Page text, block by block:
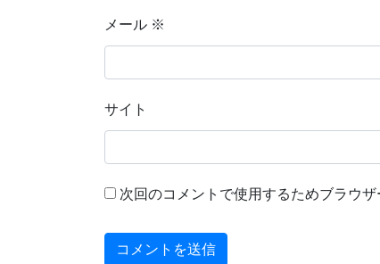
メール ※
サイト
次回のコメントで使用するためブラウ